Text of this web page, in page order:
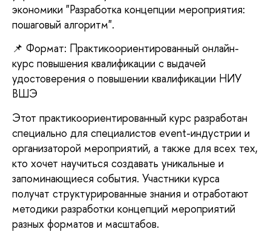
экономики "Разработка концепции мероприятия:
пошаговый алгоритм".
📌 Формат: Практикоориентированный онлайн-
курс повышения квалификации с выдачей
удостоверения о повышении квалификации НИУ
ВШЭ
Этот практикоориентированный курс разработан
специально для специалистов event-индустрии и
организаторой мероприятий, а также для всех тех,
кто хочет научиться создавать уникальные и
запоминающиеся события. Участники курса
получат структурированные знания и отработают
методики разработки концепций мероприятий
разных форматов и масштабов.